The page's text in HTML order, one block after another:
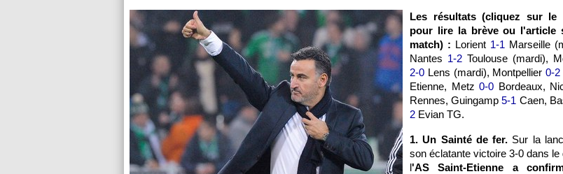
Les résultats (cliquez sur le
pour lire la brève ou l'article
match) : Lorient 1-1 Marseille
Nantes 1-2 Toulouse (mardi),
2-0 Lens (mardi), Montpellier0-2
Etienne, Metz0-0 Bordeaux,
Rennes, Guingamp5-1 Caen,
2 Evian TG.
1. Un Sainté de fer. Sur la
son éclatante victoire 3-0 dans le
l'AS Saint-Etienne a